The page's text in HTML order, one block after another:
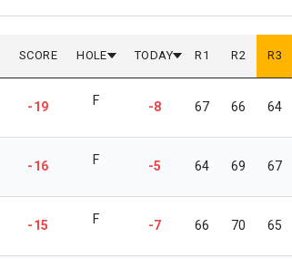
SCORE HOLE TODAY R 1 R2 R3
-19 F -8 67 66 64
-16 F -5 64 69 67
-15 F -7 66 70 65